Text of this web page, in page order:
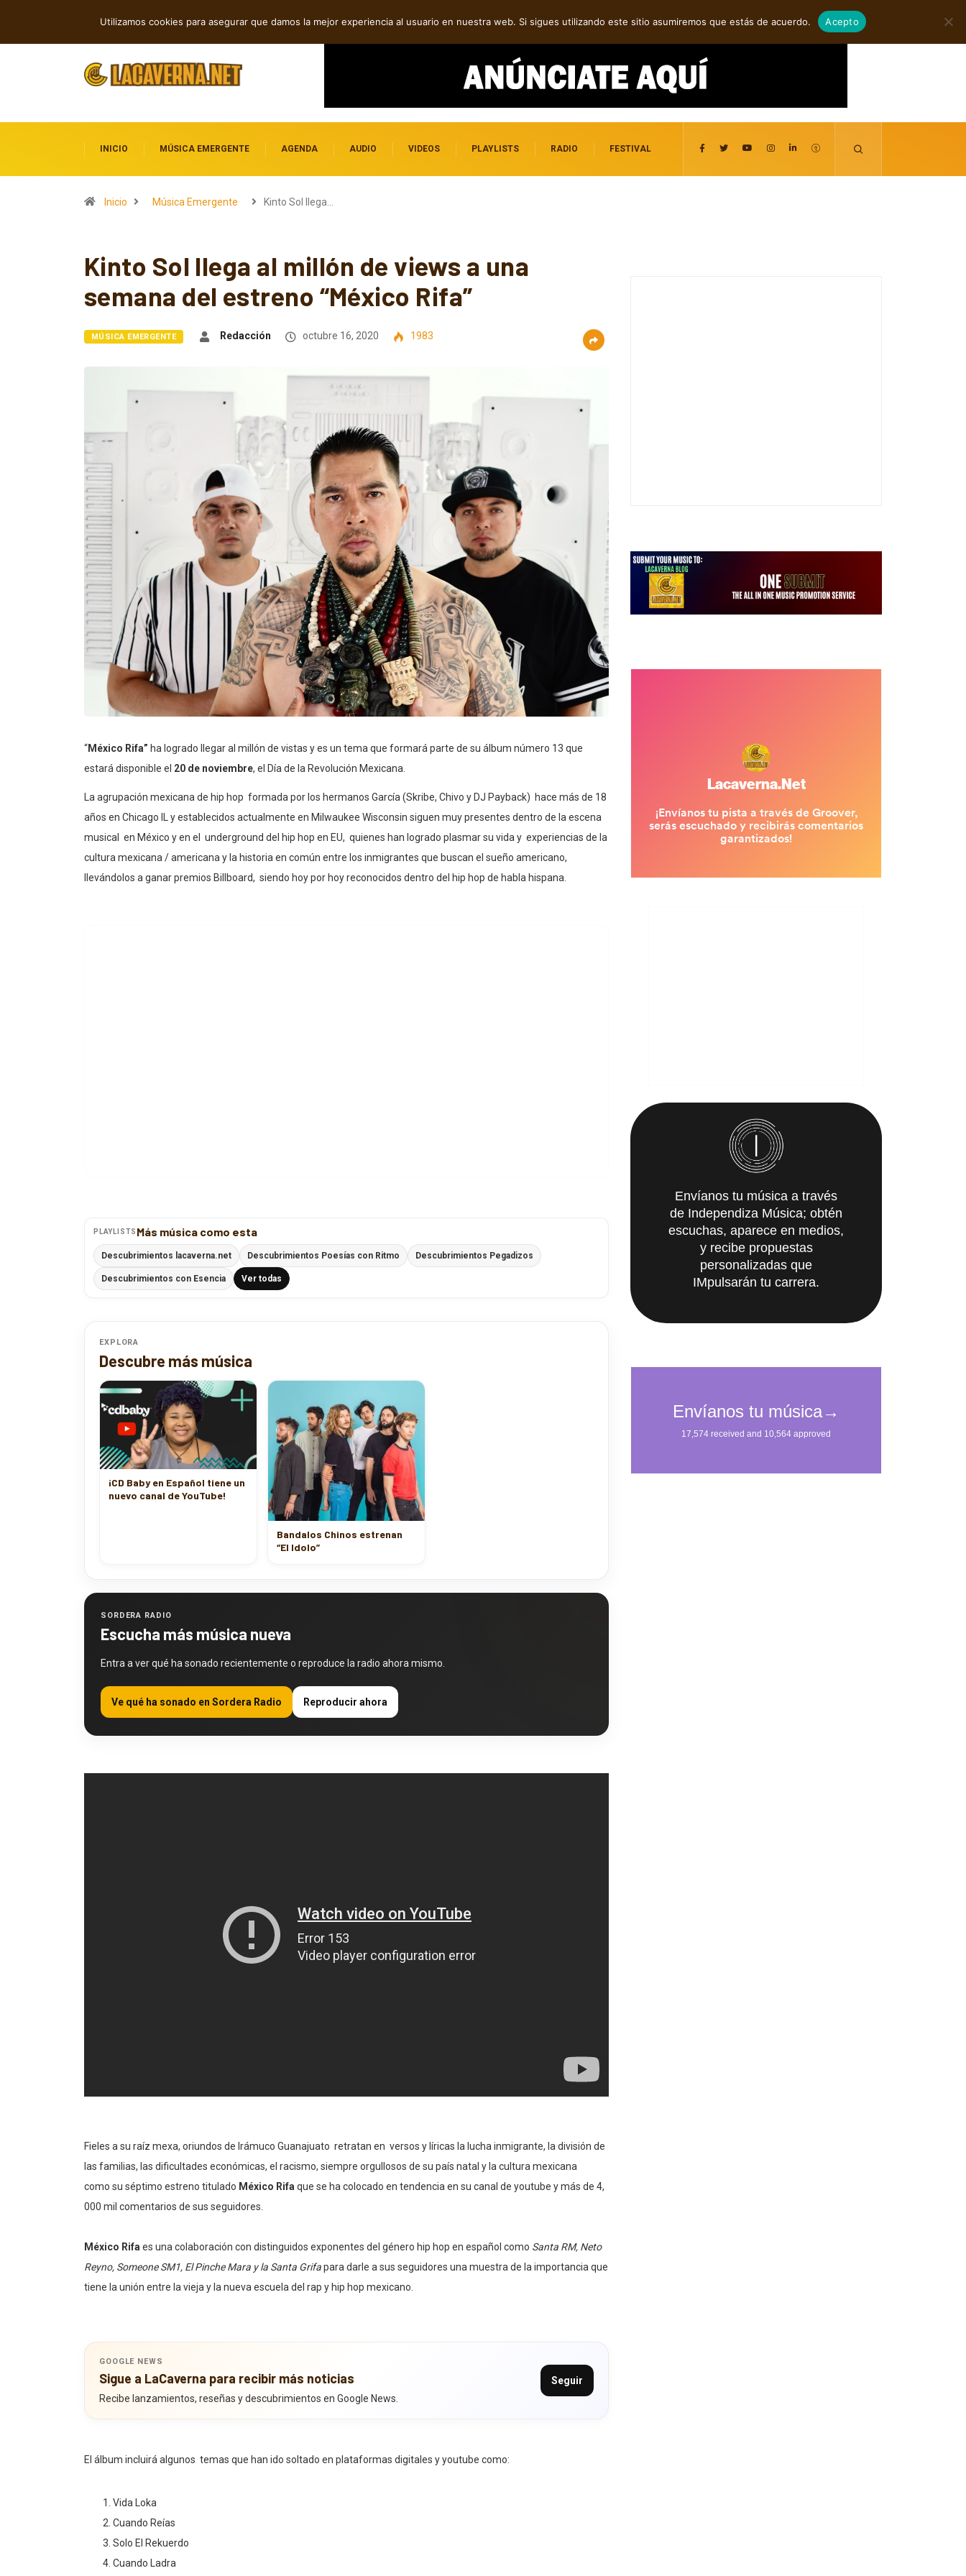
agosto 8, 2026
INICIO MÚSICA EMERGENTE AGENDA AUDIO VIDEOS PLAYLISTS RADIO FESTIVAL
Inicio Música Emergente Kinto Sol llega…
Kinto Sol llega al millón de views a una
semana del estreno “México Rifa”
MÚSICA EMERGENTE Redacción octubre 16, 2020 1983
“México Rifa” ha logrado llegar al millón de vistas y es un tema que formará parte de su álbum número 13 que
estará disponible el 20 de noviembre, el Día de la Revolución Mexicana.
La agrupación mexicana de hip hop formada por los hermanos García (Skribe, Chivo y DJ Payback) hace más de 18
años en Chicago IL y establecidos actualmente en Milwaukee Wisconsin siguen muy presentes dentro de la escena
musical en México y en el underground del hip hop en EU, quienes han logrado plasmar su vida y experiencias de la
cultura mexicana / americana y la historia en común entre los inmigrantes que buscan el sueño americano,
llevándolos a ganar premios Billboard, siendo hoy por hoy reconocidos dentro del hip hop de habla hispana.
PLAYLISTS Más música como esta
Descubrimientos lacaverna.net Descubrimientos Poesías con Ritmo Descubrimientos Pegadizos
Descubrimientos con Esencia Ver todas
EXPLORA
Descubre más música
¡CD Baby en Español tiene un
nuevo canal de YouTube!
Bandalos Chinos estrenan
“El Idolo”
SORDERA RADIO
Escucha más música nueva
Entra a ver qué ha sonado recientemente o reproduce la radio ahora mismo.
Ve qué ha sonado en Sordera Radio Reproducir ahora
Fieles a su raíz mexa, oriundos de Irámuco Guanajuato retratan en versos y líricas la lucha inmigrante, la división de
las familias, las dificultades económicas, el racismo, siempre orgullosos de su país natal y la cultura mexicana
como su séptimo estreno titulado México Rifaque se ha colocado en tendencia en su canal de youtube y más de 4,
000 mil comentarios de sus seguidores.
México Rifaes una colaboración con distinguidos exponentes del género hip hop en español como Santa RM, Neto
Reyno, Someone SM1, El Pinche Mara y la Santa Grifapara darle a sus seguidores una muestra de la importancia que
tiene la unión entre la vieja y la nueva escuela del rap y hip hop mexicano.
GOOGLE NEWS
Sigue a LaCaverna para recibir más noticias
Recibe lanzamientos, reseñas y descubrimientos en Google News.
Seguir
El álbum incluirá algunos temas que han ido soltado en plataformas digitales y youtube como:
Vida Loka
Cuando Reías
Solo El Rekuerdo
Cuando Ladra
Envíanos tu música a través
de Independiza Música; obtén
escuchas, aparece en medios,
y recibe propuestas
personalizadas que
IMpulsarán tu carrera.
Utilizamos cookies para asegurar que damos la mejor experiencia al usuario en nuestra web. Si sigues utilizando este sitio asumiremos que estás de acuerdo. Acepto